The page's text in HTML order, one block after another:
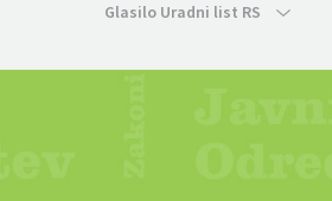
Glasilo Uradni list RS